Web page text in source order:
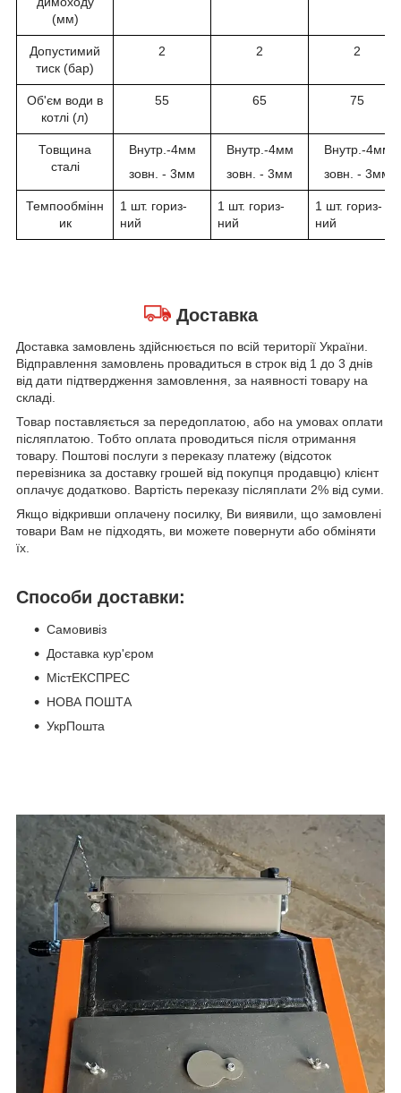
(мм)
Допустимий
тиск (бар)
2 2 2
Об'єм води в
котлі (л)
55 65 75
Товщина
сталі
Внутр.-4мм
зовн. - 3мм
Внутр.-4мм
зовн. - 3мм
Внутр.-4мм
зовн. - 3мм
Темпообмінн
ик
1 шт. гориз-
ний
1 шт. гориз-
ний
1 шт. гориз-
ний
Доставка
Доставка замовлень здійснюється по всій території України.
Відправлення замовлень провадиться в строк від 1 до 3 днів
від дати підтвердження замовлення, за наявності товару на
складі.
Товар поставляється за передоплатою, або на умовах оплати
післяплатою. Тобто оплата проводиться після отримання
товару. Поштові послуги з переказу платежу (відсоток
перевізника за доставку грошей від покупця продавцю) клієнт
оплачує додатково. Вартість переказу післяплати 2% від суми.
Якщо відкривши оплачену посилку, Ви виявили, що замовлені
товари Вам не підходять, ви можете повернути або обміняти
їх.
Способи доставки:
Самовивіз
Доставка кур'єром
МістЕКСПРЕС
НОВА ПОШТА
УкрПошта